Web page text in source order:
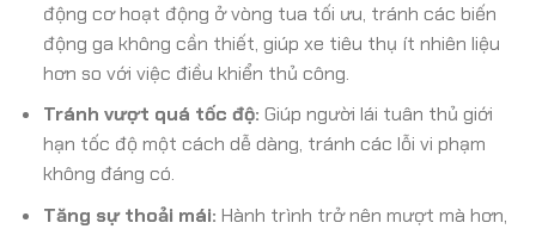
động cơ hoạt động ở vòng tua tối ưu, tránh các biến
động ga không cần thiết, giúp xe tiêu thụ ít nhiên liệu
hơn so với việc điều khiển thủ công.
Tránh vượt quá tốc độ: Giúp người lái tuân thủ giới
hạn tốc độ một cách dễ dàng, tránh các lỗi vi phạm
không đáng có.
Tăng sự thoải mái: Hành trình trở nên mượt mà hơn,